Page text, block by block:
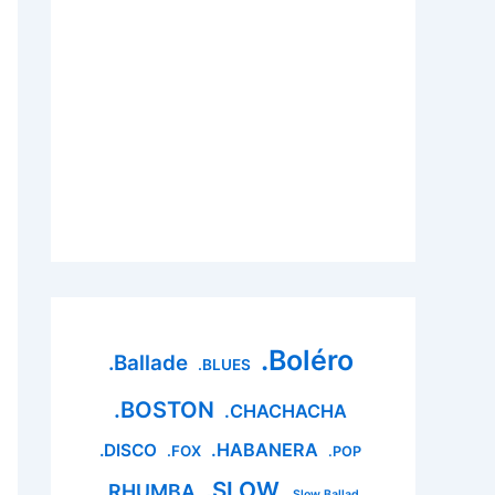
.Ballade .BLUES .Boléro
.BOSTON .CHACHACHA
.DISCO .FOX .HABANERA .POP